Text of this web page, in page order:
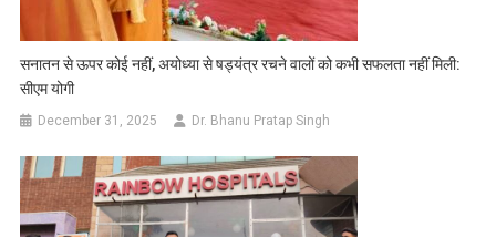
सनातन से ऊपर कोई नहीं, अयोध्या से षड्यंत्र रचने वालों को कभी सफलता नहीं मिली:
सीएम योगी
December 31, 2025 Dr. Bhanu Pratap Singh